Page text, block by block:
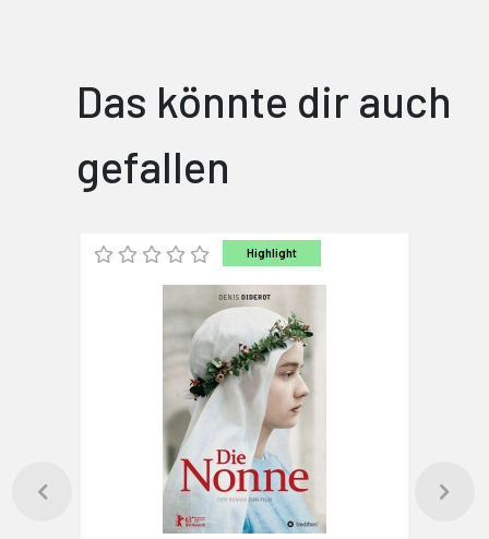
Das könnte dir auch
gefallen
Highlight